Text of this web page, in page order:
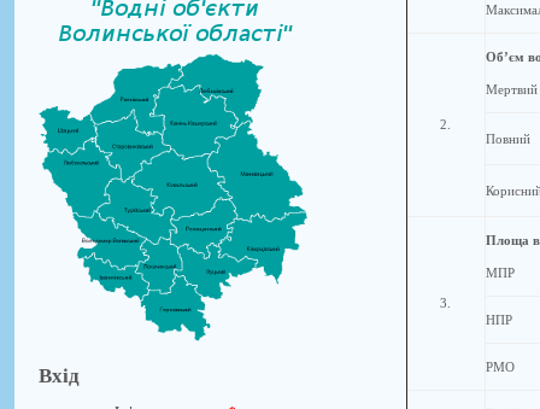
Вхід
2.
Об’єм
Мертвий
Повний
3.
Площа
МПР
НПР
РМО